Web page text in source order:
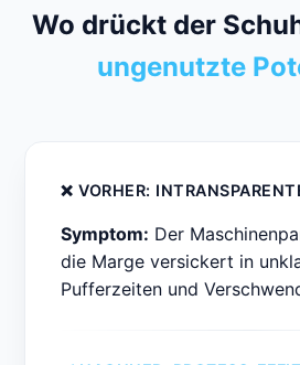
Wo drückt der
ungenutzte
❌ VORHER:
Symptom: Der
die Marge versickert in
Pufferzeiten und